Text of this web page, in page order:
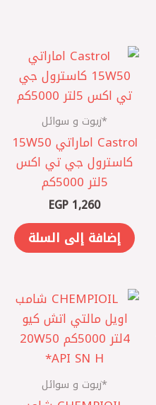
*زيوت و سوائل
Castrol اماراتي 15W50
كاسترول جي تي اكس
5لتر 5000كم
EGP 1,260
إضافة إلى السلة
*زيوت و سوائل